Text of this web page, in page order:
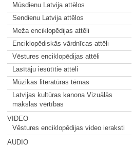
Mūsdienu Latvija attēlos
Sendienu Latvija attēlos
Meža enciklopēdijas attēli
Enciklopēdiskās vārdnīcas attēli
Vēstures enciklopēdijas attēli
Lasītāju iesūtītie attēli
Mūzikas literatūras tēmas
Latvijas kultūras kanona Vizuālās
mākslas vērtības
VIDEO
Vēstures enciklopēdijas video ieraksti
AUDIO